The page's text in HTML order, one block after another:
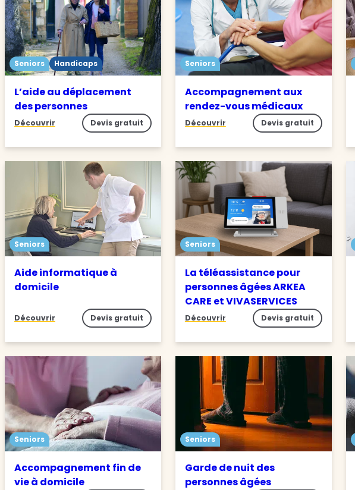
Seniors Handicaps
L’aide au déplacement
des personnes
Découvrir Devis gratuit
Seniors
Accompagnement aux
rendez-vous médicaux
Découvrir Devis gratuit
Seniors
Aide informatique à
domicile
Découvrir Devis gratuit
Seniors
La téléassistance pour
personnes âgées ARKEA
CARE et VIVASERVICES
Découvrir Devis gratuit
Seniors
Accompagnement fin de
vie à domicile
Seniors
Garde de nuit des
personnes âgées